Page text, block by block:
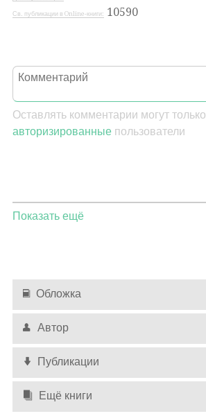
Св. публикации в Online-книги: 10590
Оставлять комментарии могут только
авторизированныепользователи
Показать ещё
Обложка
Автор
Публикации
Ещё книги